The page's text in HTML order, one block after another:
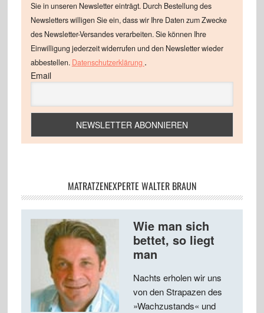
Sie in unseren Newsletter einträgt. Durch Bestellung des
Newsletters willigen Sie ein, dass wir Ihre Daten zum Zwecke
des Newsletter-Versandes verarbeiten. Sie können Ihre
Einwilligung jederzeit widerrufen und den Newsletter wieder
abbestellen. Datenschutzerklärung .
Email
MATRATZENEXPERTE WALTER BRAUN
Wie man sich
bettet, so liegt
man
Nachts erholen wir uns
von den Strapazen des
»Wachzustands« und